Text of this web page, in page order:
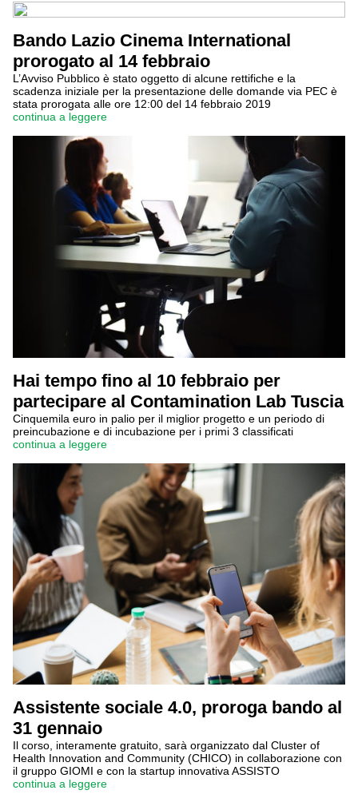
Bando Lazio Cinema International
prorogato al 14 febbraio
L’Avviso Pubblico è stato oggetto di alcune rettifiche e la
scadenza iniziale per la presentazione delle domande via PEC è
stata prorogata alle ore 12:00 del 14 febbraio 2019
continua a leggere
Hai tempo fino al 10 febbraio per
partecipare al Contamination Lab Tuscia
Cinquemila euro in palio per il miglior progetto e un periodo di
preincubazione e di incubazione per i primi 3 classificati
continua a leggere
Assistente sociale 4.0, proroga bando al
31 gennaio
Il corso, interamente gratuito, sarà organizzato dal Cluster of
Health Innovation and Community (CHICO) in collaborazione con
il gruppo GIOMI e con la startup innovativa ASSISTO
continua a leggere